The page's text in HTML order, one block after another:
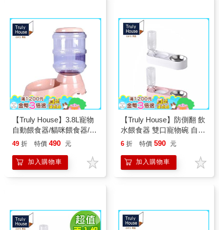
【Truly House】3.8L寵物
自動餵食器/貓咪餵食器/餵
食器/狗餵食器(三色任選)
49 折 特價 490 元
加入購物車
【Truly House】防側翻 飲
水餵食器 雙口寵物碗 自動
續水 防打翻 貓咪飲水機
任選)
6 折 特價 590 元
加入購物車